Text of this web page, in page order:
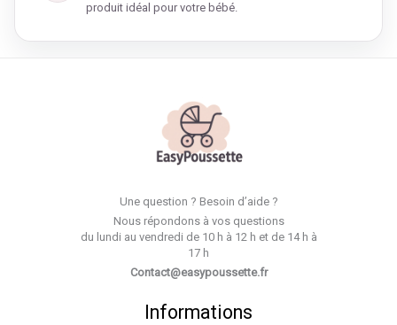
produit idéal pour votre bébé.
Une question ? Besoin d’aide ?
Nous répondons à vos questions
du lundi au vendredi de 10 h à 12 h et de 14 h à
17 h
Contact@easypoussette.fr
Informations